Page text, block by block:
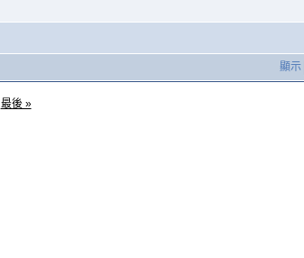
顯示
最後 »